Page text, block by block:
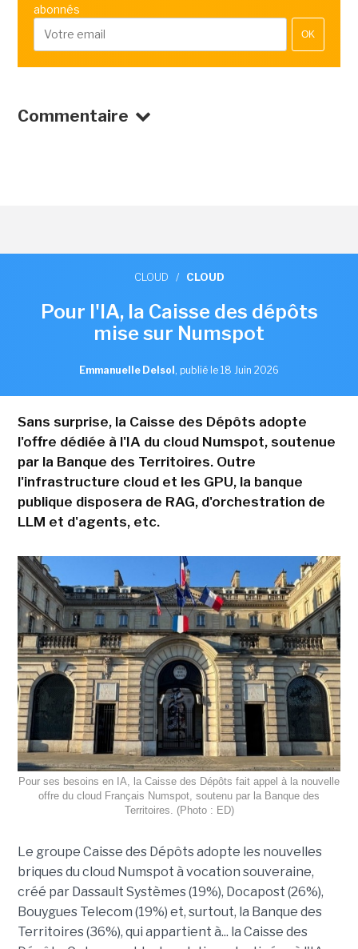
abonnés
OK
Commentaire
CLOUD / CLOUD
Pour l'IA, la Caisse des dépôts
mise sur Numspot
Emmanuelle Delsol , publié le 18 Juin 2026
Sans surprise, la Caisse des Dépôts adopte
l'offre dédiée à l'IA du cloud Numspot, soutenue
par la Banque des Territoires. Outre
l'infrastructure cloud et les GPU, la banque
publique disposera de RAG, d'orchestration de
LLM et d'agents, etc.
Pour ses besoins en IA, la Caisse des Dépôts fait appel à la nouvelle
offre du cloud Français Numspot, soutenu par la Banque des
Territoires. (Photo : ED)
Le groupe Caisse des Dépôts adopte les nouvelles
briques du cloud Numspot à vocation souveraine,
créé par Dassault Systèmes (19%), Docapost (26%),
Bouygues Telecom (19%) et, surtout, la Banque des
Territoires (36%), qui appartient à... la Caisse des